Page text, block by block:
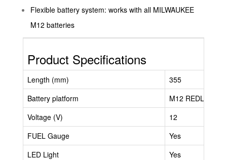
Flexible battery system: works with all MILWAUKEE
M12 batteries
Product Specifications
Length (mm)
355
Battery platform
M12
Voltage (V)
12
FUEL Gauge
Yes
LED Light
Yes